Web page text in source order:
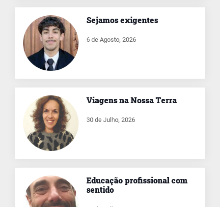
Sejamos exigentes
6 de Agosto, 2026
Viagens na Nossa Terra
30 de Julho, 2026
Educação profissional com
sentido